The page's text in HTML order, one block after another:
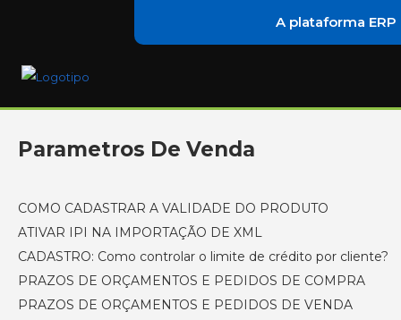
A plataforma
Parametros De Venda
COMO CADASTRAR A VALIDADE DO PRODUTO
ATIVAR IPI NA IMPORTAÇÃO DE XML
CADASTRO: Como controlar o limite de crédito por cliente?
PRAZOS DE ORÇAMENTOS E PEDIDOS DE COMPRA
PRAZOS DE ORÇAMENTOS E PEDIDOS DE VENDA